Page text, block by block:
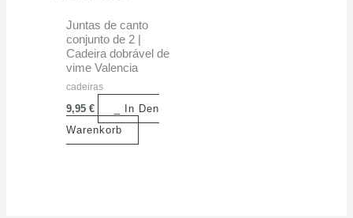
Juntas de canto
conjunto de 2 |
Cadeira dobrável de
vime Valencia
cadeiras
9,95 €
_ In Den
Warenkorb